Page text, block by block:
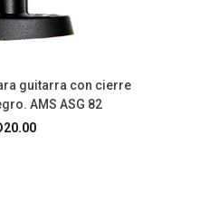
guitarra con cierre
AMS ASG 82
20.00